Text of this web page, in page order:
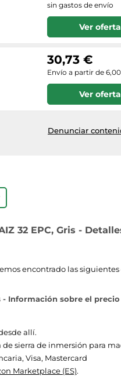
sin gastos de envío
Ver oferta
30,73 €
Envío a partir de
Ver oferta
Denunciar
32 EPC, Gris -
encontrado las
- Información sobre el precio
allí.
sierra de inmersión para
Visa, Mastercard
Marketplace (ES).